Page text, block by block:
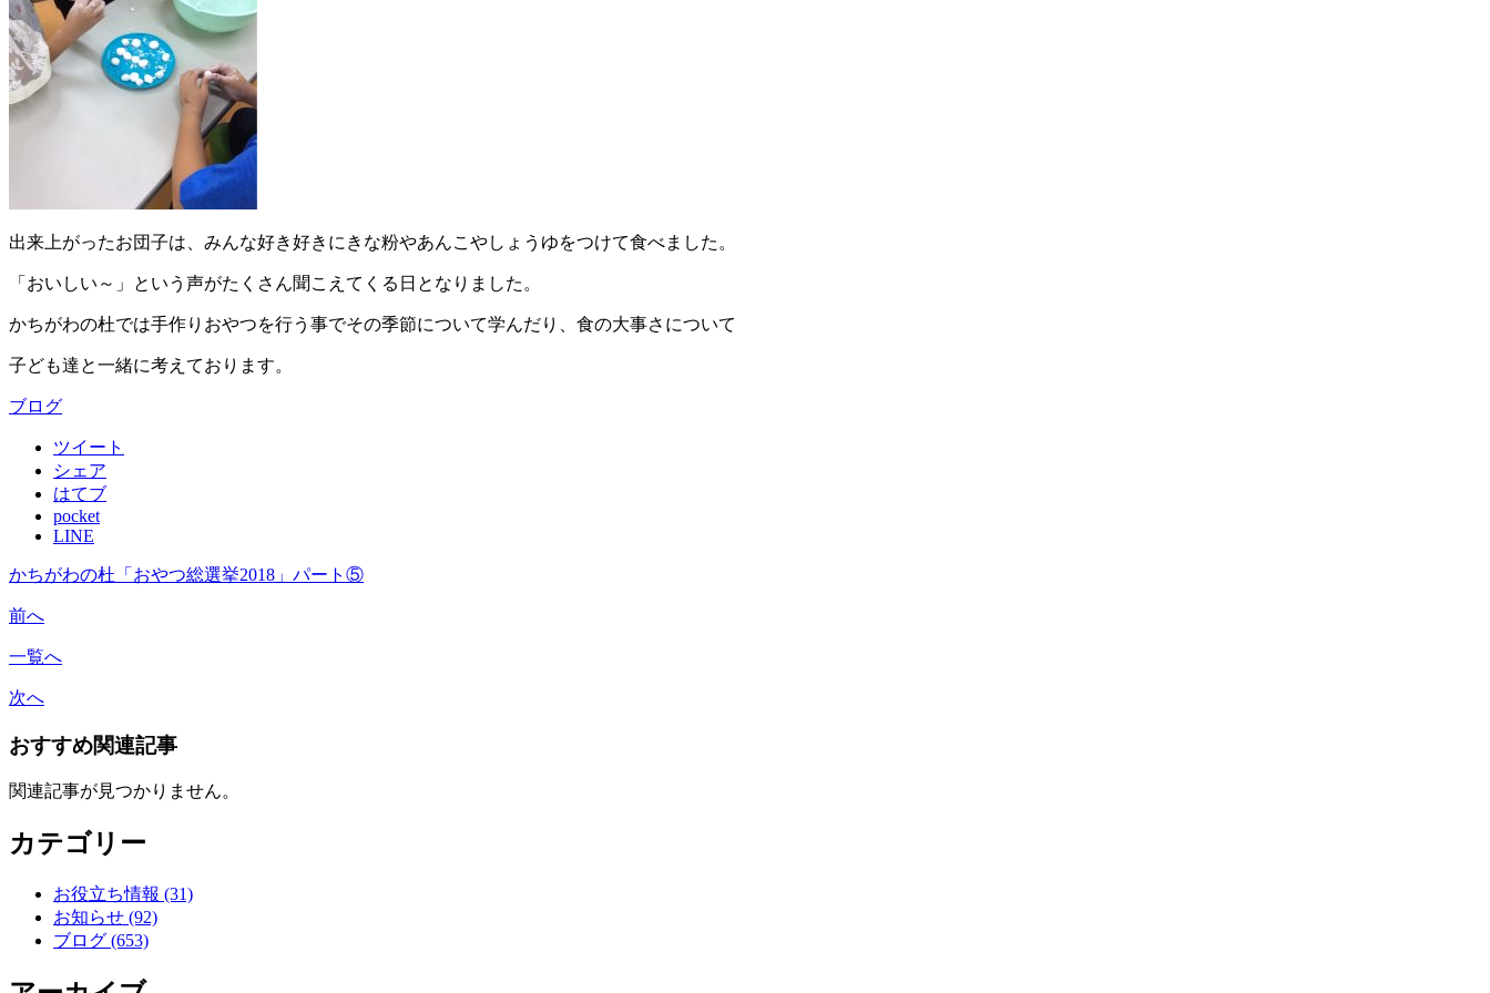
出来上がったお団子は、みんな好き好きにきな粉やあんこやしょうゆをつけて食べました。
「おいしい～」という声がたくさん聞こえてくる日となりました。
かちがわの杜では手作りおやつを行う事でその季節について学んだり、食の大事さについて
子ども達と一緒に考えております。
ブログ
ツイート
シェア
はてブ
pocket
LINE
かちがわの杜「おやつ総選挙2018」パート⑤
前へ
一覧へ
次へ
おすすめ関連記事
関連記事が見つかりません。
カテゴリー
お役立ち情報 (31)
お知らせ (92)
ブログ (653)